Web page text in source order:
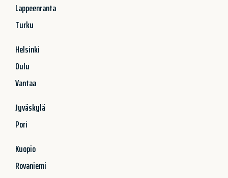
Lappeenranta
Turku
Helsinki
Oulu
Vantaa
Jyväskylä
Pori
Kuopio
Rovaniemi